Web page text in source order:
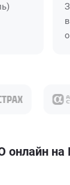
онлайн на